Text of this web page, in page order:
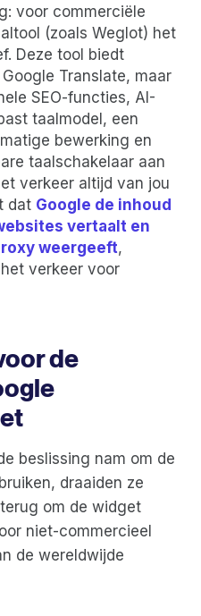
voor commerciële
(zoals Weglot) het
Deze tool biedt
Translate, maar
SEO-functies, AI-
taalmodel, een
bewerking en
taalschakelaar aan
verkeer altijd van jou
dat Google de inhoud
vertaalt en
weergeeft,
verkeer voor
de
beslissing nam om de
draaiden ze
om de widget
niet-commercieel
de wereldwijde